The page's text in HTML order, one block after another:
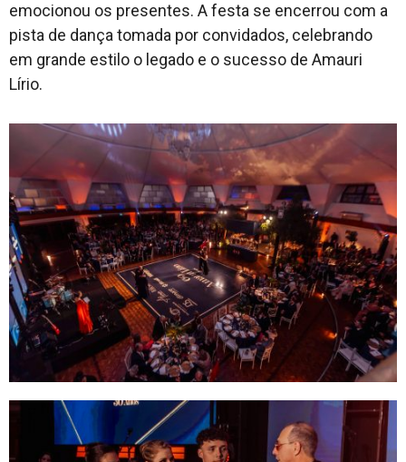
emocionou os presentes. A festa se encerrou com a
pista de dança tomada por convidados, celebrando
em grande estilo o legado e o sucesso de Amauri
Lírio.